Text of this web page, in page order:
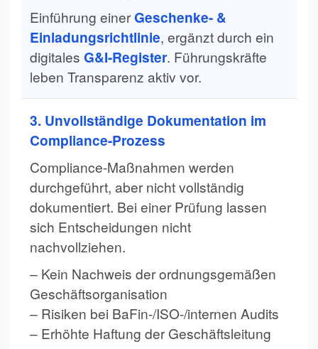
Einführung einerGeschenke- &
Einladungsrichtlinie, ergänzt durch ein
digitales G&I-Register. Führungskräfte
leben Transparenz aktiv vor.
3. Unvollständige Dokumentation im
Compliance-Prozess
Compliance-Maßnahmen werden
durchgeführt, aber nicht vollständig
dokumentiert. Bei einer Prüfung lassen
sich Entscheidungen nicht
nachvollziehen.
– Kein Nachweis der ordnungsgemäßen
Geschäftsorganisation
– Risiken bei BaFin-/ISO-/internen Audits
– Erhöhte Haftung der Geschäftsleitung